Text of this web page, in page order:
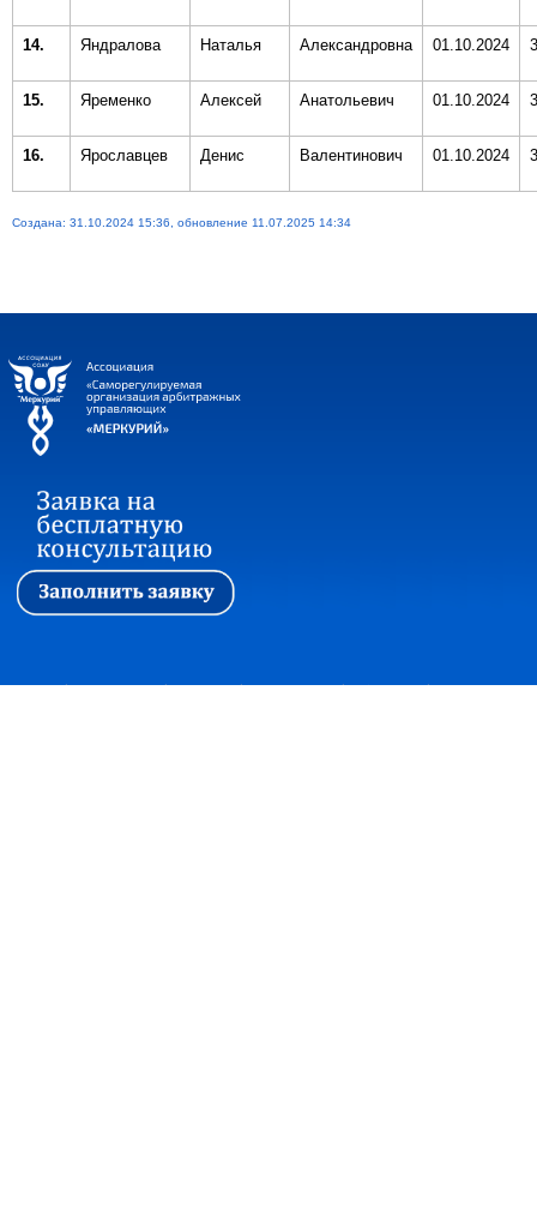
14. Яндралова Наталья Александровна 01.10.2024
15. Яременко Алексей Анатольевич 01.10.2024
16. Ярославцев Денис Валентинович 01.10.2024
Создана: 31.10.2024 15:36, обновление 11.07.2025 14:34
Первая | Ассоциация | Новости | Стажировка | Обучение |